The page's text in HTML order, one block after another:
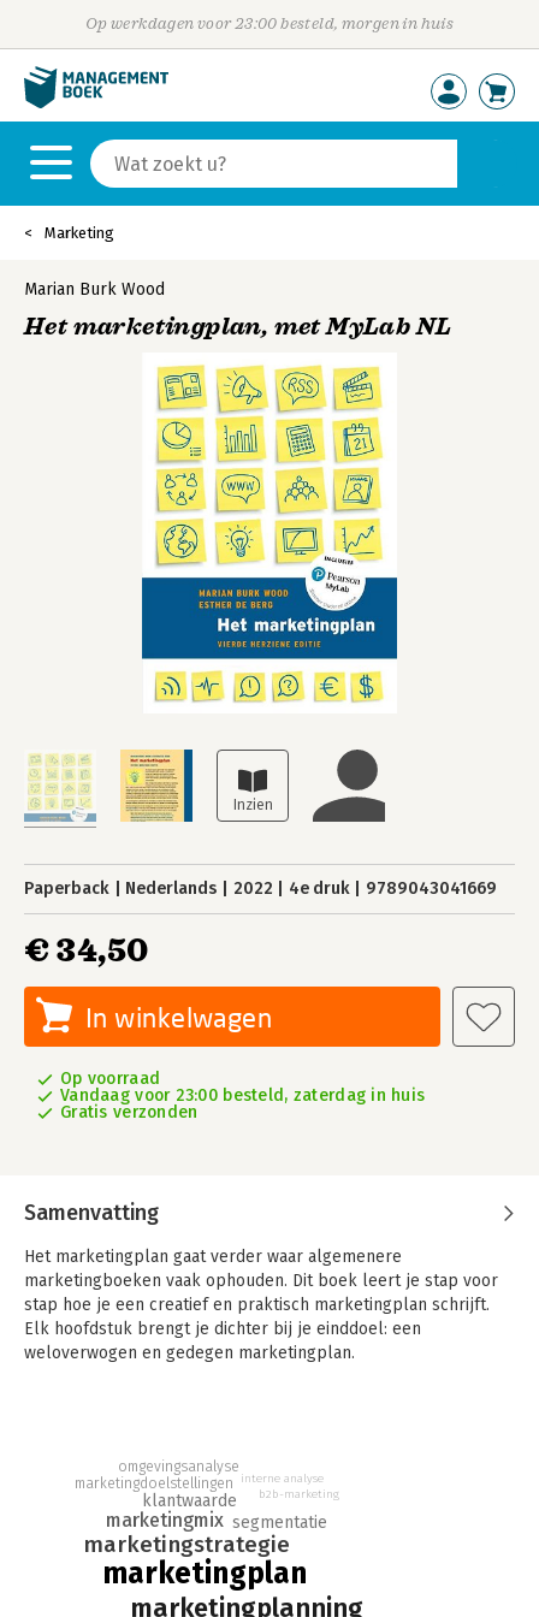
Op werkdagen voor 23:00 besteld, morgen in huis
Marketing
Marian Burk Wood
Het marketingplan, met MyLab NL
Paperback Nederlands 2022 4e druk 9789043041669
€ 34,50
In winkelwagen
Op voorraad
Vandaag voor 23:00 besteld, zaterdag in huis
Gratis verzonden
Samenvatting
Het marketingplan gaat verder waar algemenere
marketingboeken vaak ophouden. Dit boek leert je stap voor
stap hoe je een creatief en praktisch marketingplan schrijft.
Elk hoofdstuk brengt je dichter bij je einddoel: een
weloverwogen en gedegen marketingplan.
die een marketingplan schrijft zichzelf moet stellen. Ook bevat
het boek aansprekende, geactualiseerde voorbeelden uit
binnen- en buitenland, met specifieke aandacht voor bedrijven
die op de Nederlandse markt actief zijn. Tegelijkertijd geeft
deze editie je een goed overzicht van de nieuwste
marketingontwikkelingen, waaronder social media,
marketingplan
marketingplanning
marketingstrategie
marketingmix
klantwaarde
segmentatie
marketingdoelstellingen
omgevingsanalyse
interne analyse
b2b-marketing